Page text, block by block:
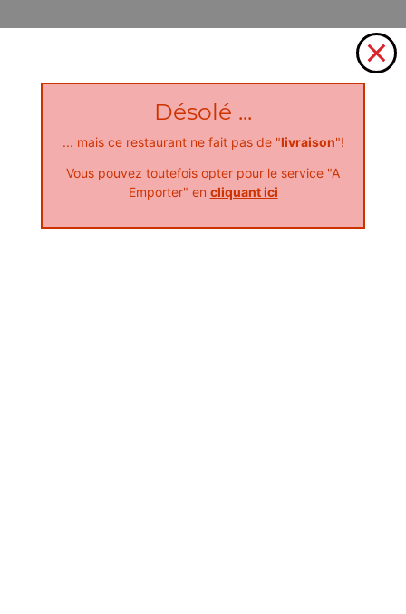
Désolé ...
... mais ce restaurant ne fait pas de "livraison"!
Vous pouvez toutefois opter pour le service "A
Emporter" en cliquant ici